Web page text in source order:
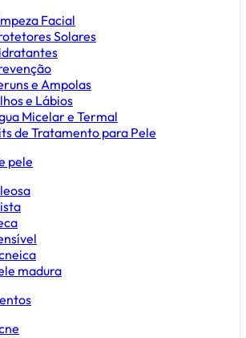
Facial
Solares
e Ampolas
e Lábios
Micelar e Termal
de Tratamento para Pele
pele
madura